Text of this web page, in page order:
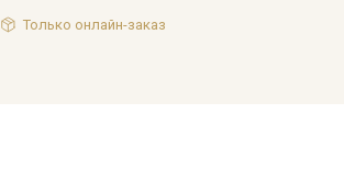
Только онлайн-заказ